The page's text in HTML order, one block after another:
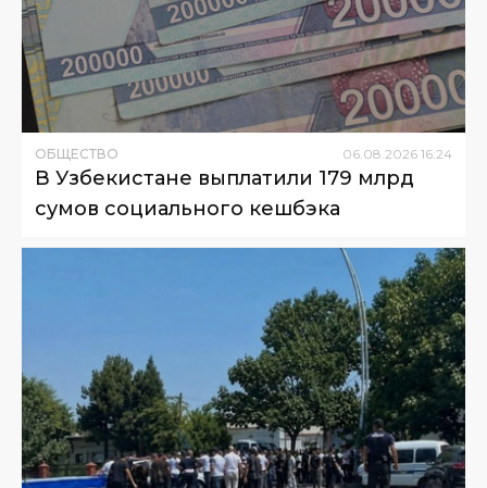
ОБЩЕСТВО 06.08.2026 16:24
В Узбекистане выплатили 179 млрд
сумов социального кешбэка